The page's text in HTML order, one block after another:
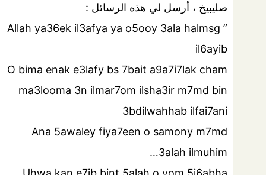
صليبيخ ، أرسل لي هذه الرسائل :
” Allah ya36ek il3afya ya o5ooy 3ala halmsg
il6ayib
O bima enak e3lafy bs 7bait a9a7i7lak cham
ma3looma 3n ilmar7om ilsha3ir m7md bin
3bdilwahhab ilfai7ani
Ana 5awaley fiya7een o samony m7md
3alah ilmuhim…